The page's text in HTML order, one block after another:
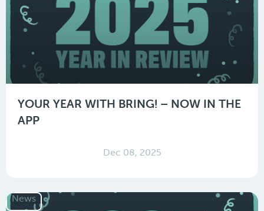
YOUR YEAR WITH BRING! – NOW IN THE
APP
Dec 08, 2025
News